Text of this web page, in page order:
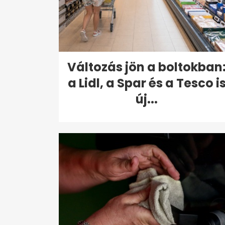
Változás jön a boltokban:
a Lidl, a Spar és a Tesco is
új...